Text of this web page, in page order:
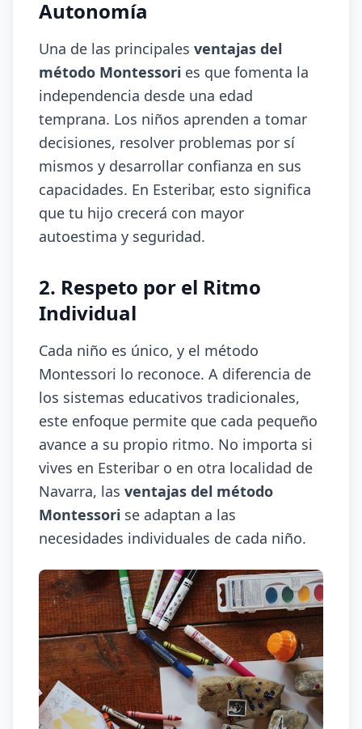
Autonomía
Una de las principales ventajas del
método Montessori es que fomenta la
independencia desde una edad
temprana. Los niños aprenden a tomar
decisiones, resolver problemas por sí
mismos y desarrollar confianza en sus
capacidades. En Esteribar, esto significa
que tu hijo crecerá con mayor
autoestima y seguridad.
2. Respeto por el Ritmo
Individual
Cada niño es único, y el método
Montessori lo reconoce. A diferencia de
los sistemas educativos tradicionales,
este enfoque permite que cada pequeño
avance a su propio ritmo. No importa si
vives en Esteribar o en otra localidad de
Navarra, las ventajas del método
Montessori se adaptan a las
necesidades individuales de cada niño.